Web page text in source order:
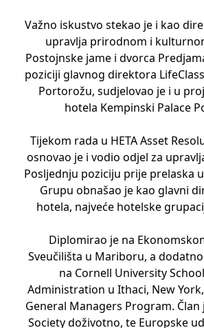
Važno iskustvo stekao je i kao
upravlja prirodnom i
Postojnske jame i dvorca
poziciji glavnog direktora
Portorožu, sudjelovao je i u
hotela Kempinski Palace
Tijekom rada u HETA Asset
osnovao je i vodio odjel za
Posljednju poziciju prije prelaska
Grupu obnašao je kao glavni
hotela, najveće hotelske
Diplomirao je na
Sveučilišta u Mariboru, a
na Cornell University
Administration u Ithaci, New
General Managers Program. Član
Society doživotno, te Europske